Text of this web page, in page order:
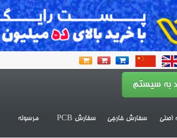
اصلی سفارش خارجی سفارش PCB مرسوله